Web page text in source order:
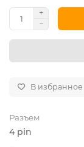
В избранное
Разъем
4 pin